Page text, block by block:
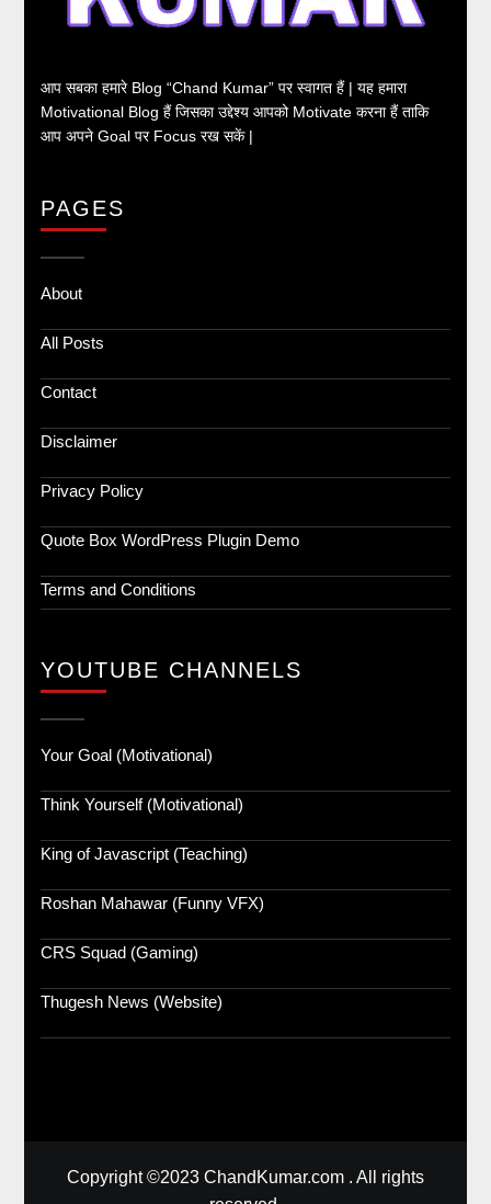
आप सबका हमारे Blog “Chand Kumar” पर स्वागत हैं | यह हमारा
Motivational Blog हैं जिसका उद्देश्य आपको Motivate करना हैं ताकि
आप अपने Goal पर Focus रख सकें |
PAGES
About
All Posts
Contact
Disclaimer
Privacy Policy
Quote Box WordPress Plugin Demo
Terms and Conditions
YOUTUBE CHANNELS
Your Goal (Motivational)
Think Yourself (Motivational)
King of Javascript (Teaching)
Roshan Mahawar (Funny VFX)
CRS Squad (Gaming)
Thugesh News (Website)
Copyright ©2023 ChandKumar.com . All rights